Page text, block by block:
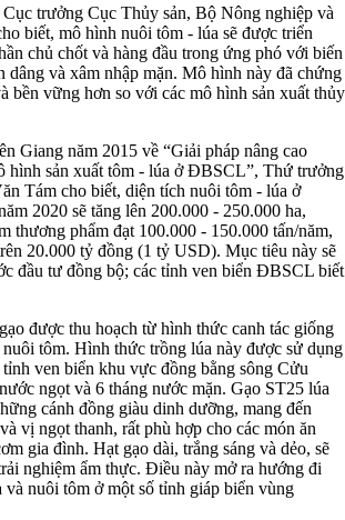
trưởng Cục Thủy sản, Bộ Nông nghiệp và
biết, mô hình nuôi tôm - lúa sẽ được triển
chủ chốt và hàng đầu trong ứng phó với biến
dâng và xâm nhập mặn. Mô hình này đã chứng
bền vững hơn so với các mô hình sản xuất thủy
Giang năm 2015 về “Giải pháp nâng cao
hình sản xuất tôm - lúa ở ĐBSCL”, Thứ trưởng
Tám cho biết, diện tích nuôi tôm - lúa ở
2020 sẽ tăng lên 200.000 - 250.000 ha,
thương phẩm đạt 100.000 - 150.000 tấn/năm,
20.000 tỷ đồng (1 tỷ USD). Mục tiêu này sẽ
đầu tư đồng bộ; các tỉnh ven biển ĐBSCL biết
được thu hoạch từ hình thức canh tác giống
nuôi tôm. Hình thức trồng lúa này được sử dụng
ven biển khu vực đồng bằng sông Cửu
ngọt và 6 tháng nước mặn. Gạo ST25 lúa
cánh đồng giàu dinh dưỡng, mang đến
vị ngọt thanh, rất phù hợp cho các món ăn
gia đình. Hạt gạo dài, trắng sáng và dẻo, sẽ
nghiệm ẩm thực. Điều này mở ra hướng đi
nuôi tôm ở một số tỉnh giáp biển vùng